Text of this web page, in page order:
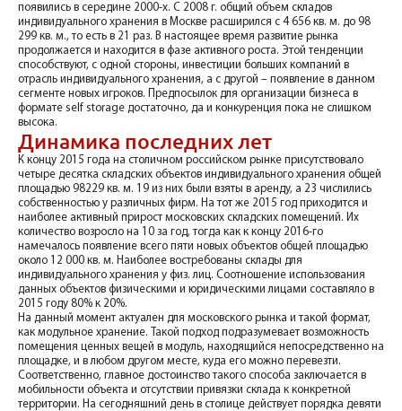
появились в середине 2000-х. С 2008 г. общий объем складов
индивидуального хранения в Москве расширился с 4 656 кв. м. до 98
299 кв. м., то есть в 21 раз. В настоящее время развитие рынка
продолжается и находится в фазе активного роста. Этой тенденции
способствуют, с одной стороны, инвестиции больших компаний в
отрасль индивидуального хранения, а с другой – появление в данном
сегменте новых игроков. Предпосылок для организации бизнеса в
формате self storage достаточно, да и конкуренция пока не слишком
высока.
Динамика последних лет
К концу 2015 года на столичном российском рынке присутствовало
четыре десятка складских объектов индивидуального хранения общей
площадью 98229 кв. м. 19 из них были взяты в аренду, а 23 числились
собственностью у различных фирм. На тот же 2015 год приходится и
наиболее активный прирост московских складских помещений. Их
количество возросло на 10 за год, тогда как к концу 2016-го
намечалось появление всего пяти новых объектов общей площадью
около 12 000 кв. м. Наиболее востребованы склады для
индивидуального хранения у физ. лиц. Соотношение использования
данных объектов физическими и юридическими лицами составляло в
2015 году 80% к 20%.
На данный момент актуален для московского рынка и такой формат,
как модульное хранение. Такой подход подразумевает возможность
помещения ценных вещей в модуль, находящийся непосредственно на
площадке, и в любом другом месте, куда его можно перевезти.
Соответственно, главное достоинство такого способа заключается в
мобильности объекта и отсутствии привязки склада к конкретной
территории. На сегодняшний день в столице действует порядка девяти